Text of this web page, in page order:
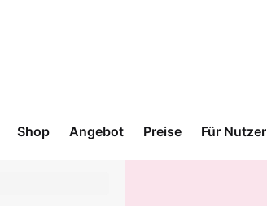
Shop Angebot Preise Für Nutzer